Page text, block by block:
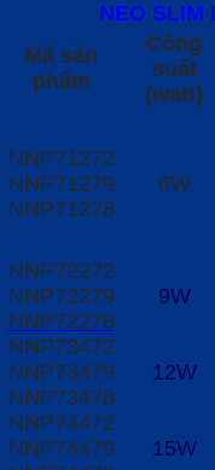
NEO SLIM
Mã sản
phẩm
Công
suất
(watt)
NNP71272
NNP71279
NNP71278
6W
NNP72272
NNP72279
NNP72278
9W
NNP73472
NNP73479
NNP73478
12W
NNP74472
NNP74479
15W